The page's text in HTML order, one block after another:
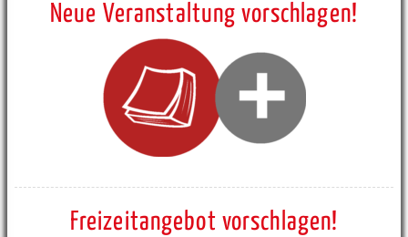
Neue Veranstaltung vorschlagen!
Freizeitangebot vorschlagen!